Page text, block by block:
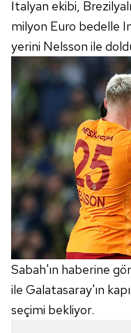
İtalyan ekibi,
milyon Euro bedelle
yerini Nelsson ile
Sabah'ın haberine
ile Galatasaray'ın
seçimi bekliyor.